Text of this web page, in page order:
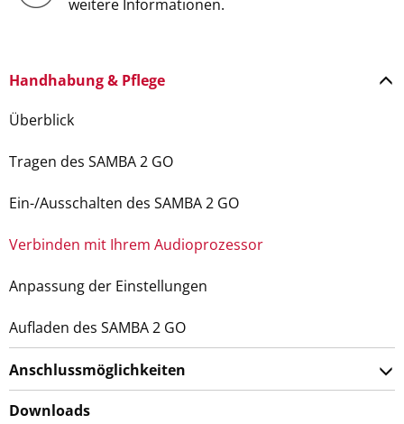
weitere Informationen.
Handhabung & Pflege
Überblick
Tragen des SAMBA 2 GO
Ein-/Ausschalten des SAMBA 2 GO
Verbinden mit Ihrem Audioprozessor
Anpassung der Einstellungen
Aufladen des SAMBA 2 GO
Anschlussmöglichkeiten
Downloads